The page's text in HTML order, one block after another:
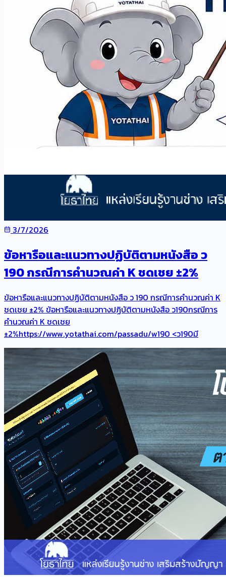
3/7/2026
ข้อหารือและแนวทางปฏิบัติตามหนังสือ ว
190 กรณีการคำนวณค่า K ชดเชย ±2%
ข้อหารือและแนวทางปฏิบัติตามหนังสือ ว 190 กรณีการคำนวณค่า K
ชดเชย ±2% ข้อหารือและแนวทางปฏิบัติตามหนังสือ ว190กรณีการ
คำนวณค่า K ชดเชย
±2%https://www.yotathai.com/passadu/w190 <ว190มี